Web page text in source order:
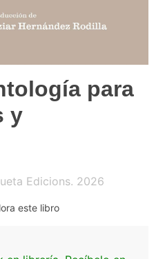
para
y
Edicions. 2026
este libro